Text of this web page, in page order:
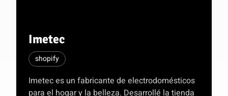
Imetec
shopify
Imetec es un fabricante de electrodomésticos
para el hogar y la belleza. Desarrollé la tienda